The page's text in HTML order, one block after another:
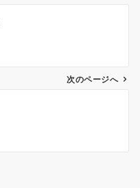
次のページへ